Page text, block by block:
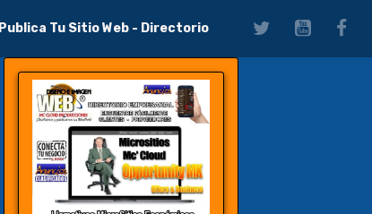
Publica Tu Sitio Web - Directorio